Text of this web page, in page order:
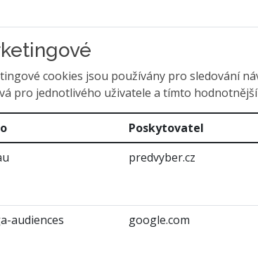
cookies jsou používány pro sledování
pro jednotlivého uživatele a tímto
Poskytovatel
predvyber.cz
audiences google.com